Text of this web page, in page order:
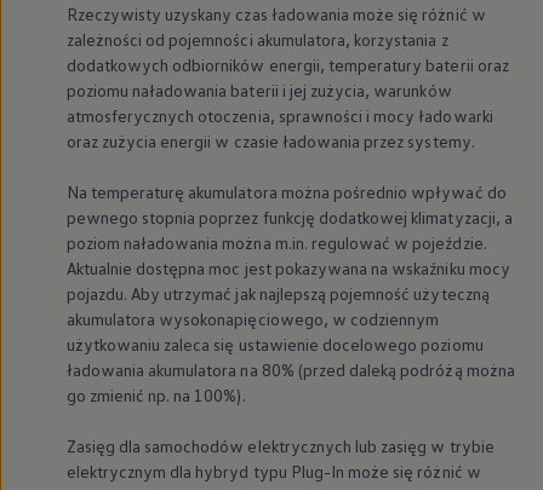
Rzeczywisty uzyskany czas ładowania może się różnić w
zależności od pojemności akumulatora, korzystania z
dodatkowych odbiorników energii, temperatury baterii oraz
poziomu naładowania baterii i jej zużycia, warunków
atmosferycznych otoczenia, sprawności i mocy ładowarki
oraz zużycia energii w czasie ładowania przez systemy.
Na temperaturę akumulatora można pośrednio wpływać do
pewnego stopnia poprzez funkcję dodatkowej klimatyzacji, a
poziom naładowania można m.in. regulować w pojeździe.
Aktualnie dostępna moc jest pokazywana na wskaźniku mocy
pojazdu. Aby utrzymać jak najlepszą pojemność użyteczną
akumulatora wysokonapięciowego, w codziennym
użytkowaniu zaleca się ustawienie docelowego poziomu
ładowania akumulatora na 80% (przed daleką podróżą można
go zmienić np. na 100%).
Zasięg dla samochodów elektrycznych lub zasięg w trybie
elektrycznym dla hybryd typu Plug-In może się różnić w